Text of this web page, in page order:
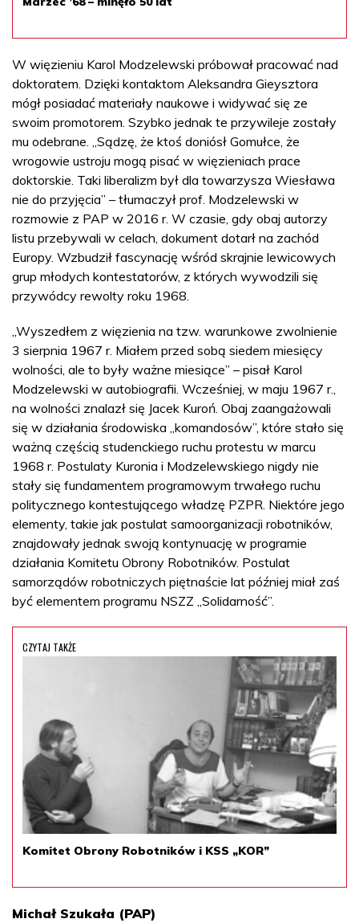
W więzieniu Karol Modzelewski próbował pracować nad
doktoratem. Dzięki kontaktom Aleksandra Gieysztora
mógł posiadać materiały naukowe i widywać się ze
swoim promotorem. Szybko jednak te przywileje zostały
mu odebrane. „Sądzę, że ktoś doniósł Gomułce, że
wrogowie ustroju mogą pisać w więzieniach prace
doktorskie. Taki liberalizm był dla towarzysza Wiesława
nie do przyjęcia” – tłumaczył prof. Modzelewski w
rozmowie z PAP w 2016 r. W czasie, gdy obaj autorzy
listu przebywali w celach, dokument dotarł na zachód
Europy. Wzbudził fascynację wśród skrajnie lewicowych
grup młodych kontestatorów, z których wywodzili się
przywódcy rewolty roku 1968.
„Wyszedłem z więzienia na tzw. warunkowe zwolnienie
3 sierpnia 1967 r. Miałem przed sobą siedem miesięcy
wolności, ale to były ważne miesiące” – pisał Karol
Modzelewski w autobiografii. Wcześniej, w maju 1967 r.,
na wolności znalazł się Jacek Kuroń. Obaj zaangażowali
się w działania środowiska „komandosów”, które stało się
ważną częścią studenckiego ruchu protestu w marcu
1968 r. Postulaty Kuronia i Modzelewskiego nigdy nie
stały się fundamentem programowym trwałego ruchu
politycznego kontestującego władzę PZPR. Niektóre jego
elementy, takie jak postulat samoorganizacji robotników,
znajdowały jednak swoją kontynuację w programie
działania Komitetu Obrony Robotników. Postulat
samorządów robotniczych piętnaście lat później miał zaś
być elementem programu NSZZ „Solidarność”.
CZYTAJ TAKŻE
Komitet Obrony Robotników i KSS „KOR”
Michał Szukała (PAP)